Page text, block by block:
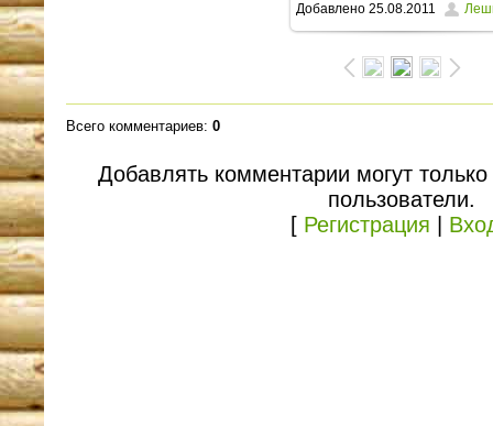
1600x1200/ 262.7Kb
Добавлено 25.08.2011
Всего комментариев: 0
Добавлять комментарии могут
пользователи.
[ Регистрация